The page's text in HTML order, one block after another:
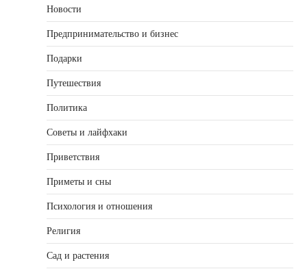
Новости
Предпринимательство и бизнес
Подарки
Путешествия
Политика
Советы и лайфхаки
Приветствия
Приметы и сны
Психология и отношения
Религия
Сад и растения